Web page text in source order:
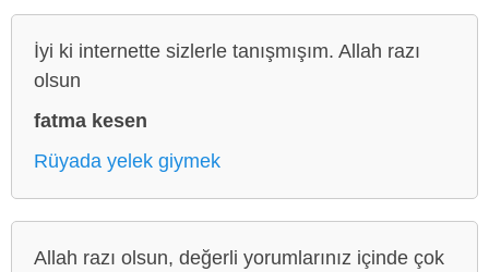
İyi ki internette sizlerle tanışmışım. Allah razı
olsun
fatma kesen
Rüyada yelek giymek
Allah razı olsun, değerli yorumlarınız içinde çok